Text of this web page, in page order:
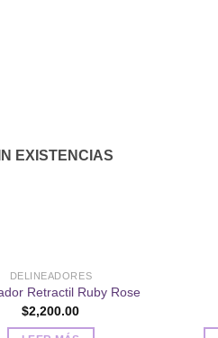
deseos
EXISTENCIAS
DELINEADORES
Retractil Ruby Rose
$2,200.00